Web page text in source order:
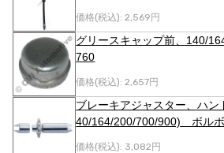
価格(税込): 2,569円
グリースキャップ前、140/
760
価格(税込): 2,657円
ブレーキアジャスター、ハン
40/164/200/700/900) ボル
価格(税込): 3,082円